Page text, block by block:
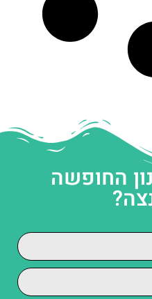
החופשה